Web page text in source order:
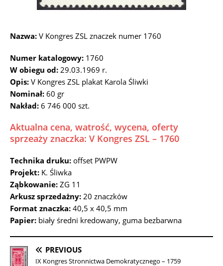
Nazwa: V Kongres ZSL znaczek numer 1760
Numer katalogowy: 1760
W obiegu od: 29.03.1969 r.
Opis: V Kongres ZSL plakat Karola Śliwki
Nominał: 60 gr
Nakład: 6 746 000 szt.
Aktualna cena, watrość, wycena, oferty
sprzeaży znaczka: V Kongres ZSL – 1760
Technika druku: offset PWPW
Projekt: K. Śliwka
Ząbkowanie: ZG 11
Arkusz sprzedażny: 20 znaczków
Format znaczka: 40,5 x 40,5 mm
Papier: biały średni kredowany, guma bezbarwna
PREVIOUS
IX Kongres Stronnictwa Demokratycznego – 1759